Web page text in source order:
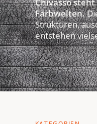
Farbwelten.
Strukturen,
entstehen